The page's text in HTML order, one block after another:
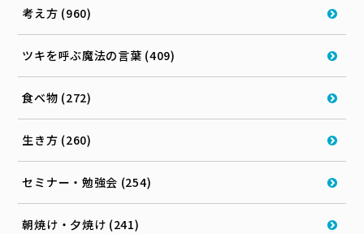
考え方 (960)
ツキを呼ぶ魔法の言葉 (409)
食べ物 (272)
生き方 (260)
セミナー・勉強会 (254)
朝焼け・夕焼け (241)